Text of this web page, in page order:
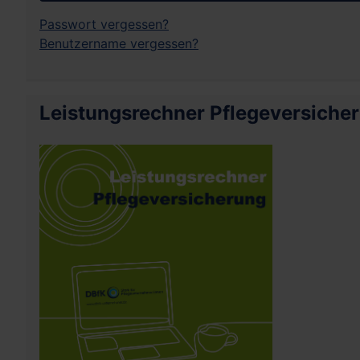
Passwort vergessen?
Benutzername vergessen?
Leistungsrechner